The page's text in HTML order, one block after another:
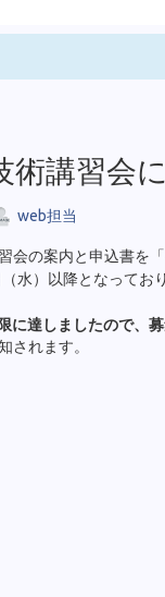
術講習会
web担当
会の案内と申込書を「
水）以降となってお
に達しましたので、募
されます。